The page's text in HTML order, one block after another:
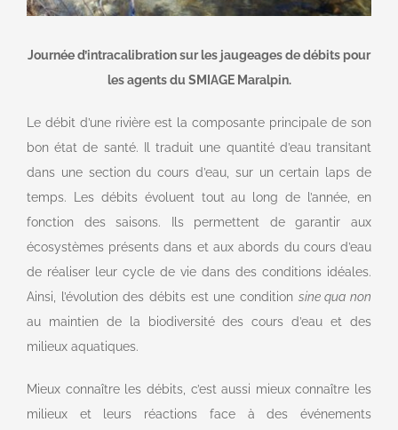
Journée d’intracalibration sur les jaugeages de débits pour
les agents du SMIAGE Maralpin.
Le débit d’une rivière est la composante principale de son
bon état de santé. Il traduit une quantité d’eau transitant
dans une section du cours d’eau, sur un certain laps de
temps. Les débits évoluent tout au long de l’année, en
fonction des saisons. Ils permettent de garantir aux
écosystèmes présents dans et aux abords du cours d’eau
de réaliser leur cycle de vie dans des conditions idéales.
Ainsi, l’évolution des débits est une condition sine qua non
au maintien de la biodiversité des cours d’eau et des
milieux aquatiques.
Mieux connaître les débits, c’est aussi mieux connaître les
milieux et leurs réactions face à des événements